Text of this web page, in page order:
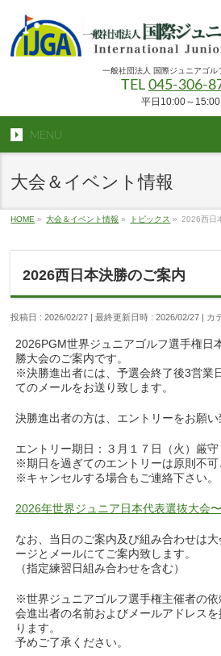
一般社団法人 国際ジュニアゴル
TEL 045-306-
平日10:00～15:00
MENU
大会＆イベント情報
HOME » 大会＆イベント情報 » トピックス » 2026西日
2026西日本決勝のご案内
投稿日 : 2026/02/27 最終更新日時 : 2026/02/27 カ
2026PGM世界ジュニアゴルフ選手権日
勝大会のご案内です。
※決勝進出者には、予選会終了後3営業
てのメールをお送り致します。
決勝進出者の方は、エントリーをお願い
エントリー期日：３月１７日（火）厳守
※期日を過ぎてのエントリーは原則不可
※キャンセルする場合もご連絡下さい。
2026年世界ジュニア日本代表選抜大会
なお、当日のご案内及び組み合わせは
ージとメールにてご案内致します。
（指定練習日組み合わせを含む）
※世界ジュニアゴルフ選手権主催者の
会進出者の名前およびメールアドレス
ります。
予めご了承ください。